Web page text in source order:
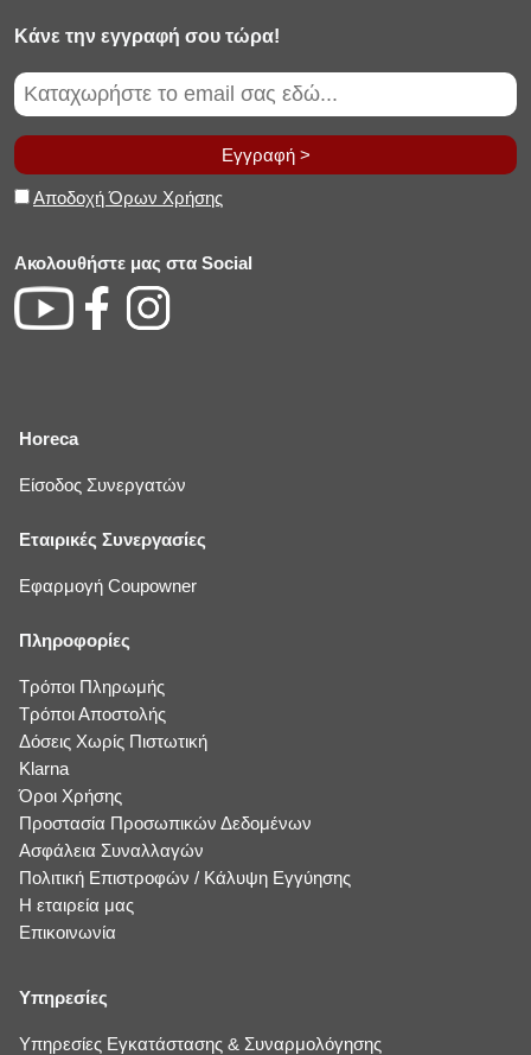
Κάνε την εγγραφή σου τώρα!
Εγγραφή >
Αποδοχή Όρων Χρήσης
Ακολουθήστε μας στα Social
Horeca
Είσοδος Συνεργατών
Εταιρικές Συνεργασίες
Εφαρμογή Coupowner
Πληροφορίες
Τρόποι Πληρωμής
Τρόποι Αποστολής
Δόσεις Χωρίς Πιστωτική
Klarna
Όροι Χρήσης
Προστασία Προσωπικών Δεδομένων
Ασφάλεια Συναλλαγών
Πολιτική Επιστροφών / Κάλυψη Εγγύησης
Η εταιρεία μας
Επικοινωνία
Υπηρεσίες
Υπηρεσίες Εγκατάστασης & Συναρμολόγησης